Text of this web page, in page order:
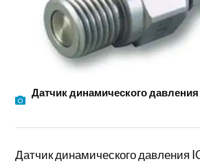
Датчик динамического
Датчик динамического давления